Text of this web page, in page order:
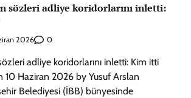
sözleri adliye koridorlarını inletti:
2026 0
adliye koridorlarını inletti: Kim itti
10 Haziran 2026 by Yusuf Arslan
Belediyesi (İBB) bünyesinde